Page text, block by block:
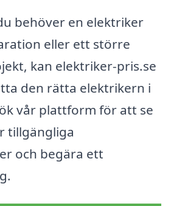
behöver en elektriker
eller ett större
kan elektriker-pris.se
den rätta elektrikern i
vår plattform för att se
tillgängliga
och begära ett